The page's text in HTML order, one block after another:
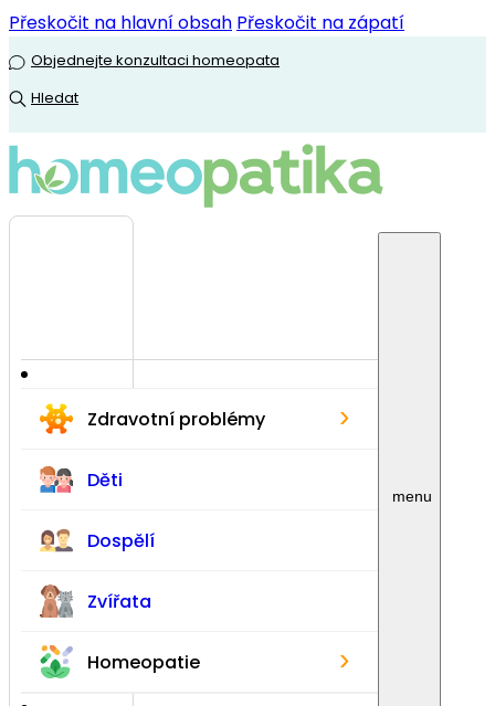
Přeskočit na hlavní obsah Přeskočit na zápatí
Objednejte konzultaci homeopata
Hledat
Zdravotní problémy ›
Děti
Dospělí
Zvířata
Homeopatie ›